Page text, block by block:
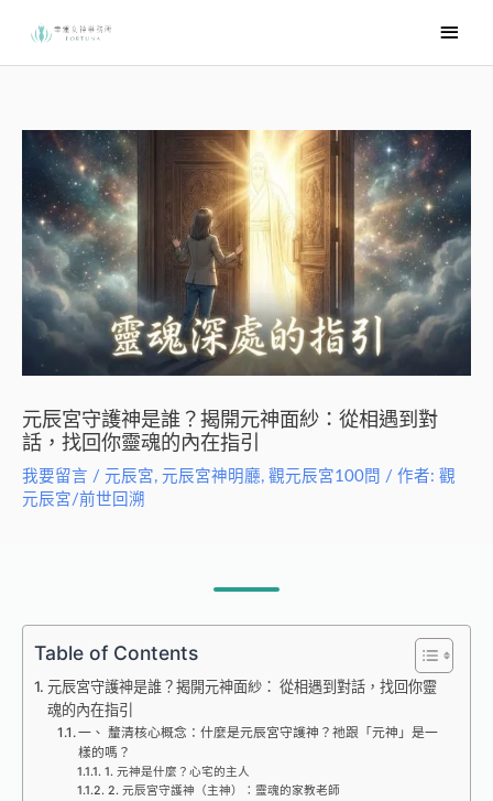
要
單
元辰宮守護神是誰？揭開元神面紗：從相遇到對
話，找回你靈魂的內在指引
我要留言 / 元辰宮, 元辰宮神明廳, 觀元辰宮100問 / 作者: 觀
元辰宮/前世回溯
Table of Contents
元辰宮守護神是誰？揭開元神面紗： 從相遇到對話，找回你靈
魂的內在指引
一、 釐清核心概念：什麼是元辰宮守護神？祂跟「元神」是一
樣的嗎？
1. 元神是什麼？心宅的主人
2. 元辰宮守護神（主神）：靈魂的家教老師